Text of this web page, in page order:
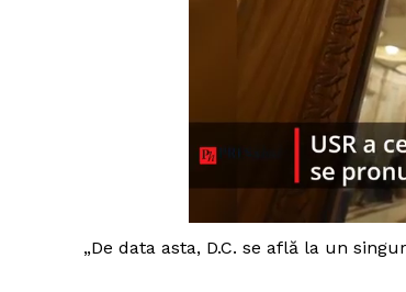
„De data asta, D.C. se află la un